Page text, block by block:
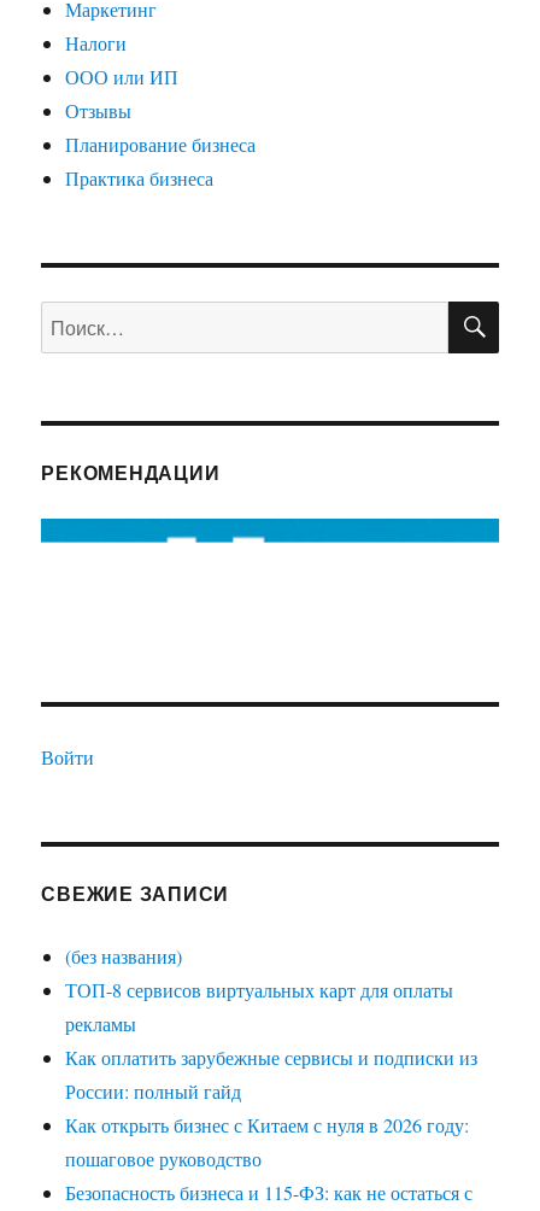
Маркетинг
Налоги
ООО или ИП
Отзывы
Планирование бизнеса
Практика бизнеса
Искать:
РЕКОМЕНДАЦИИ
Войти
СВЕЖИЕ ЗАПИСИ
(без названия)
ТОП-8 сервисов виртуальных карт для оплаты
рекламы
Как оплатить зарубежные сервисы и подписки из
России: полный гайд
Как открыть бизнес с Китаем с нуля в 2026 году:
пошаговое руководство
Безопасность бизнеса и 115-ФЗ: как не остаться с